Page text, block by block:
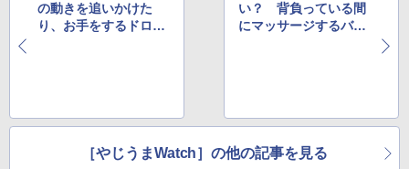
の動きを追いかけた
り、お手をするドロイ
い？ 背負っている間
にマッサージするバッ
［やじうまWatch］の他の記事を見る